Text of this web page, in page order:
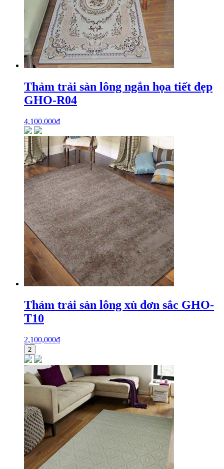
Thảm trải sàn lông ngắn họa tiết đẹp
GHO-R04
4,100,000₫
Thảm trải sàn lông xù đơn sắc GHO-
T10
2,100,000₫
2